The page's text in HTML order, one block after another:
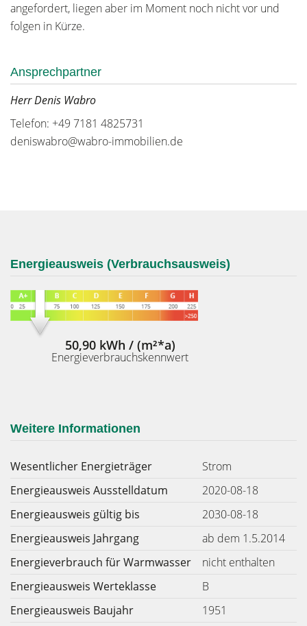
angefordert, liegen aber im Moment noch nicht vor und
folgen in Kürze.
Ansprechpartner
Herr Denis Wabro
Telefon: +49 7181 4825731
deniswabro@wabro-immobilien.de
Energieausweis (Verbrauchsausweis)
50,90 kWh / (m²*a)
Energieverbrauchskennwert
Weitere Informationen
Wesentlicher Energieträger
Strom
Energieausweis Ausstelldatum
2020-08-18
Energieausweis gültig bis
2030-08-18
Energieausweis Jahrgang
ab dem 1.5.2014
Energieverbrauch für Warmwasser
nicht enthalten
Energieausweis Werteklasse
B
Energieausweis Baujahr
1951